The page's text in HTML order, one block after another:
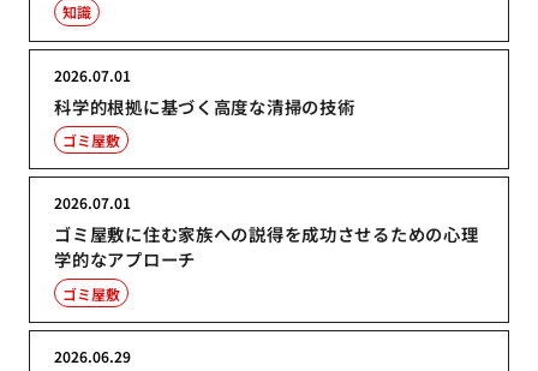
知識
科学的根拠に基づく高度な清掃の技術
2026.07.01
ゴミ屋敷
ゴミ屋敷に住む家族への説得を成功させるための心理
学的なアプローチ
2026.07.01
ゴミ屋敷
2026.06.29